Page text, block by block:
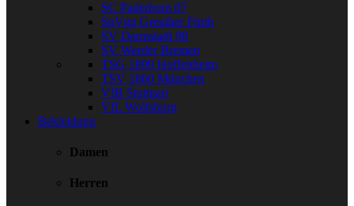
SC Paderborn 07
SpVgg Greuther Fürth
SV Darmstadt 98
SV Werder Bremen
TSG 1899 Hoffenheim
TSV 1860 München
VfB Stuttgart
VfL Wolfsburg
Bekleidung
Damen
Herren